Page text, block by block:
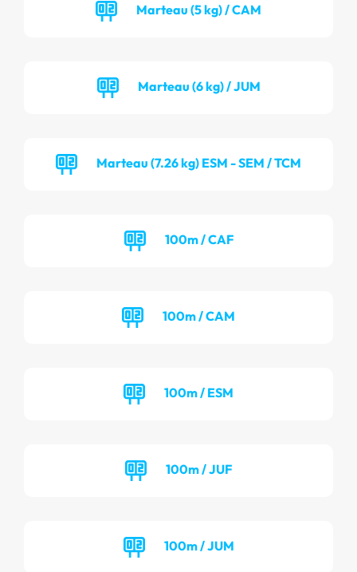
Marteau (5 kg) / CAM
Marteau (6 kg) / JUM
Marteau (7.26 kg) ESM - SEM / TCM
100m / CAF
100m / CAM
100m / ESM
100m / JUF
100m / JUM